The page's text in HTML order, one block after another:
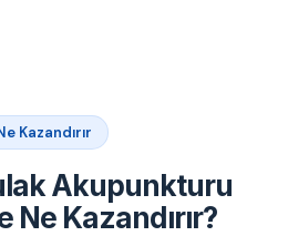
Kazandırır
Akupunkturu
Ne Kazandırır?